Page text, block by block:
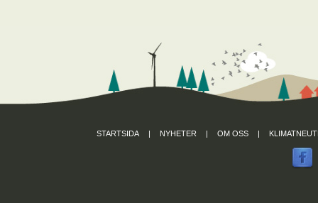
STARTSIDA | NYHETER | OM OSS |